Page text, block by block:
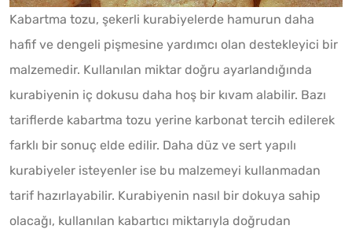
Kabartma tozu, şekerli kurabiyelerde hamurun daha
hafif ve dengeli pişmesine yardımcı olan destekleyici bir
malzemedir. Kullanılan miktar doğru ayarlandığında
kurabiyenin iç dokusu daha hoş bir kıvam alabilir. Bazı
tariflerde kabartma tozu yerine karbonat tercih edilerek
farklı bir sonuç elde edilir. Daha düz ve sert yapılı
kurabiyeler isteyenler ise bu malzemeyi kullanmadan
tarif hazırlayabilir. Kurabiyenin nasıl bir dokuya sahip
olacağı, kullanılan kabartıcı miktarıyla doğrudan